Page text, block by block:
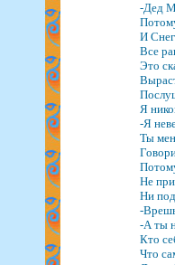
-Дед
И
Все
Это
Я
-Я
Ты
Не
Ни
-
-А ты
Кто
Что